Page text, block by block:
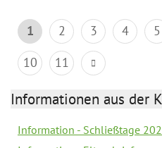
1 2 3 4 5
10
11
Informationen aus der
Information - Schließtage